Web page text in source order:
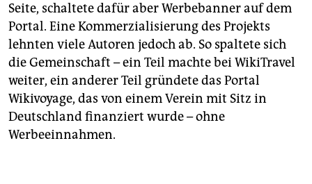
Seite, schaltete dafür aber Werbebanner auf dem
Portal. Eine Kommerzialisierung des Projekts
lehnten viele Autoren jedoch ab. So spaltete sich
die Gemeinschaft – ein Teil machte bei WikiTravel
weiter, ein anderer Teil gründete das Portal
Wikivoyage, das von einem Verein mit Sitz in
Deutschland finanziert wurde – ohne
Werbeeinnahmen.